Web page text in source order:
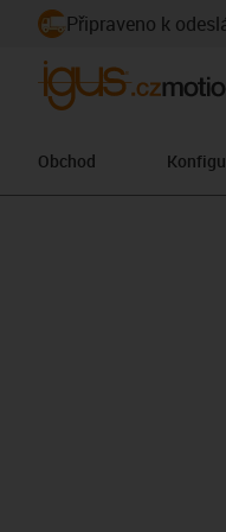
Připraveno k
Obchod